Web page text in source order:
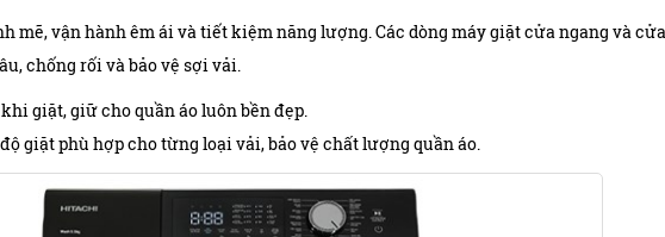
vận hành êm ái và tiết kiệm năng lượng. Các dòng máy giặt cửa ngang và
chống rối và bảo vệ sợi vải.
giặt, giữ cho quần áo luôn bền đẹp.
giặt phù hợp cho từng loại vải, bảo vệ chất lượng quần áo.